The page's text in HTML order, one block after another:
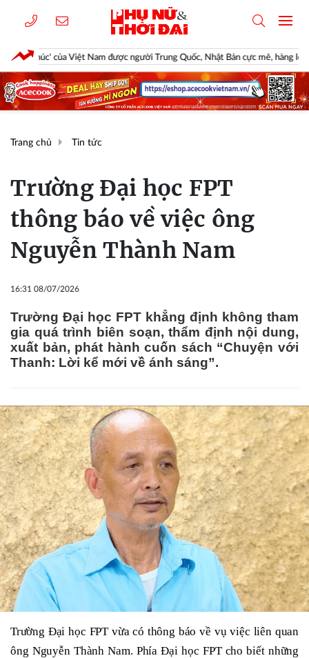
Việt Nam được người Trung Quốc, Nhật Bản cực mê, hàng loạt đại gia chạy
Trang chủ Tin tức
Trường Đại học FPT
thông báo về việc ông
Nguyễn Thành Nam
16:31 08/07/2026
Trường Đại học FPT khẳng định không tham
gia quá trình biên soạn, thẩm định nội dung,
xuất bản, phát hành cuốn sách “Chuyện với
Thanh: Lời kể mới về ánh sáng”.
Trường Đại học FPT vừa có thông báo về vụ việc liên quan
ông Nguyễn Thành Nam. Phía Đại học FPT cho biết những